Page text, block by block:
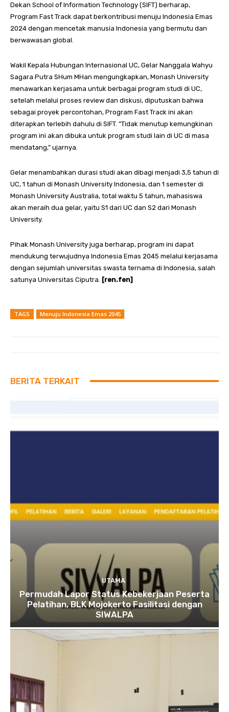
Dekan School of Information Technology (SIFT) berharap,
Program Fast Track dapat berkontribusi menuju Indonesia Emas
2024 dengan mencetak manusia Indonesia yang bermutu dan
berwawasan global.
Wakil Kepala Hubungan Internasional UC, Gelar Nanggala Wahyu
Sagara Putra SHum MHan mengungkapkan, Monash University
menawarkan kerjasama untuk berbagai program studi di UC,
setelah melalui proses review dan diskusi, diputuskan bahwa
sebagai proyek percontohan, Program Fast Track ini akan
diterapkan terlebih dahulu di SIFT. ”Tidak menutup kemungkinan
program ini akan dibuka untuk program studi lain di UC di masa
mendatang,” ujarnya.
Gelar menambahkan durasi studi akan dibagi menjadi 3,5 tahun di
UC, 1 tahun di Monash University Indonesia, dan 1 semester di
Monash University Australia, total waktu 5 tahun, mahasiswa
akan meraih dua gelar, yaitu S1 dari UC dan S2 dari Monash
University.
Pihak Monash University juga berharap, program ini dapat
mendukung terwujudnya Indonesia Emas 2045 melalui kerjasama
dengan sejumlah universitas swasta ternama di Indonesia, salah
satunya Universitas Ciputra.
[ren.fen]
TAGS Menuju Indonesia Emas 2045
BERITA TERKAIT
UTAMA
Permudah Lapor Status Kebekerjaan Peserta
Pelatihan, BLK Mojokerto Fasilitasi dengan
SIWALPA